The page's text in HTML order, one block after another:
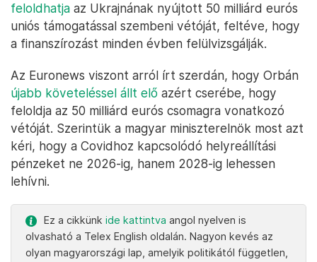
feloldhatja az Ukrajnának nyújtott 50 milliárd eurós
uniós támogatással szembeni vétóját, feltéve, hogy
a finanszírozást minden évben felülvizsgálják.
Az Euronews viszont arról írt szerdán, hogy Orbán
újabb követeléssel állt elő azért cserébe, hogy
feloldja az 50 milliárd eurós csomagra vonatkozó
vétóját. Szerintük a magyar miniszterelnök most azt
kéri, hogy a Covidhoz kapcsolódó helyreállítási
pénzeket ne 2026-ig, hanem 2028-ig lehessen
lehívni.
Ez a cikkünk ide kattintva angol nyelven is
olvasható a Telex English oldalán. Nagyon kevés az
olyan magyarországi lap, amelyik politikától független,